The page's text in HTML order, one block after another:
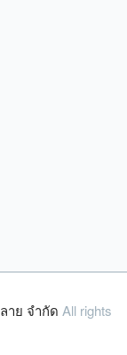
าย จำกัด All rights